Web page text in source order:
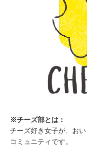
※チーズ部とは：
チーズ好き女子が、お
コミュニティです。